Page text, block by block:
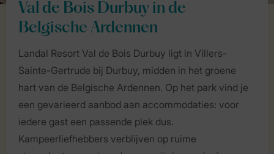
Val de Bois Durbuy in de
Belgische Ardennen
Landal Resort Val de Bois Durbuy ligt in Villers-
Sainte-Gertrude bij Durbuy, midden in het groene
hart van de Belgische Ardennen. Op het park vind je
een gevarieerd aanbod aan accommodaties: voor
iedere gast een passende plek dus.
Kampeerliefhebbers verblijven op ruime